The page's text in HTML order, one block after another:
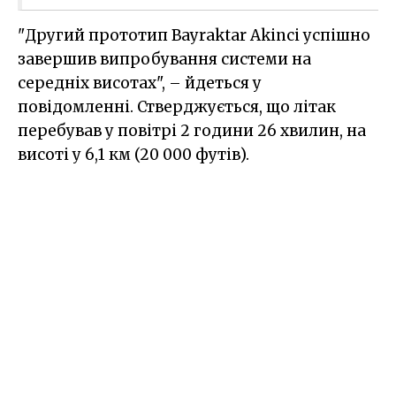
"Другий прототип Bayraktar Akinci успішно
завершив випробування системи на
середніх висотах", – йдеться у
повідомленні. Стверджується, що літак
перебував у повітрі 2 години 26 хвилин, на
висоті у 6,1 км (20 000 футів).